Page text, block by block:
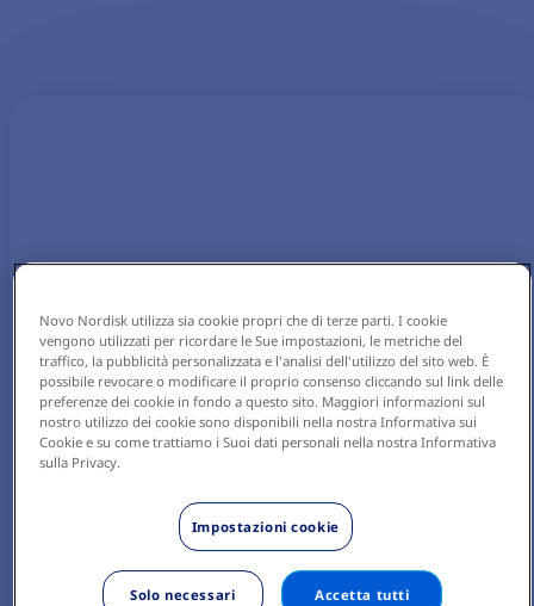
Novo Nordisk utilizza sia cookie propri che di terze parti. I cookie
vengono utilizzati per ricordare le Sue impostazioni, le metriche del
traffico, la pubblicità personalizzata e l'analisi dell'utilizzo del sito web. È
possibile revocare o modificare il proprio consenso cliccando sul link delle
preferenze dei cookie in fondo a questo sito. Maggiori informazioni sul
nostro utilizzo dei cookie sono disponibili nella nostra Informativa sui
Cookie e su come trattiamo i Suoi dati personali nella nostra Informativa
sulla Privacy.
Impostazioni cookie
Solo necessari Accetta tutti